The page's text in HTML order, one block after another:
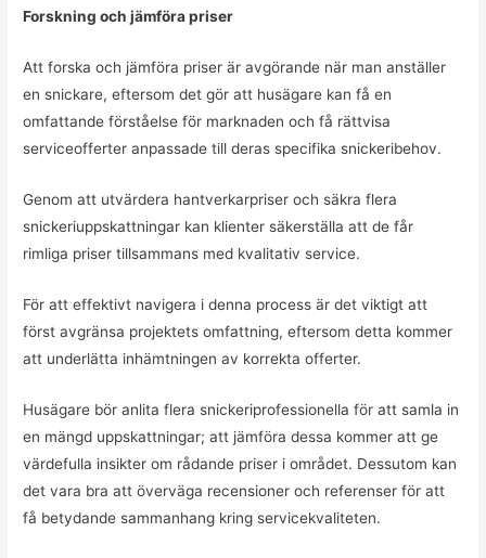
Forskning och jämföra priser
Att forska och jämföra priser är avgörande när man anställer
en snickare, eftersom det gör att husägare kan få en
omfattande förståelse för marknaden och få rättvisa
serviceofferter anpassade till deras specifika snickeribehov.
Genom att utvärdera hantverkarpriser och säkra flera
snickeriuppskattningar kan klienter säkerställa att de får
rimliga priser tillsammans med kvalitativ service.
För att effektivt navigera i denna process är det viktigt att
först avgränsa projektets omfattning, eftersom detta kommer
att underlätta inhämtningen av korrekta offerter.
Husägare bör anlita flera snickeriprofessionella för att samla in
en mängd uppskattningar; att jämföra dessa kommer att ge
värdefulla insikter om rådande priser i området. Dessutom kan
det vara bra att överväga recensioner och referenser för att
få betydande sammanhang kring servicekvaliteten.